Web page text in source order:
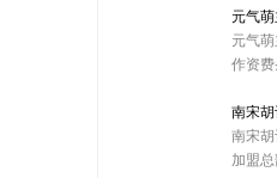
元气萌
元气
作资
南宋
南宋
加盟